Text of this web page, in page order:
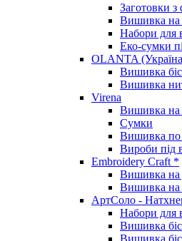
Заготовки
Вишивка на
Набори для
Еко-сумки
OLANTA
Вишивка
Вишивка
Virena
Вишивка на
Сумки
Вишивка по
Вироби під
Embroidery Craft *
Вишивка на
Вишивка на
АртСоло -
Набори для
Вишивка
Вишивка